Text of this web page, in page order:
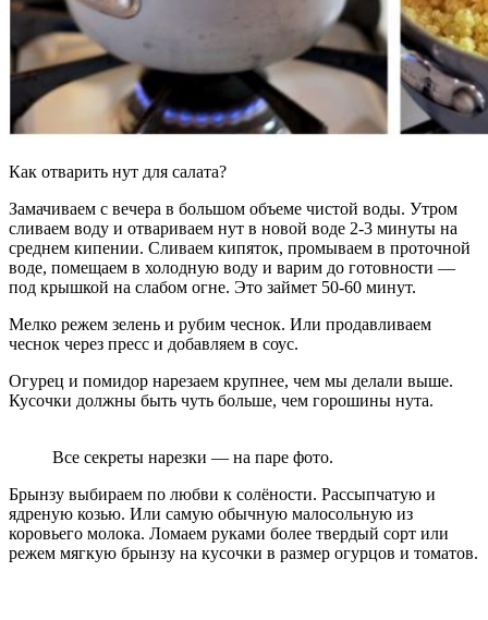
Как отварить нут для салата?
Замачиваем с вечера в большом объеме чистой воды. Утром
сливаем воду и отвариваем нут в новой воде 2-3 минуты на
среднем кипении. Сливаем кипяток, промываем в проточной
воде, помещаем в холодную воду и варим до готовности —
под крышкой на слабом огне. Это займет 50-60 минут.
Мелко режем зелень и рубим чеснок. Или продавливаем
чеснок через пресс и добавляем в соус.
Огурец и помидор нарезаем крупнее, чем мы делали выше.
Кусочки должны быть чуть больше, чем горошины нута.
Все секреты нарезки — на паре фото.
Брынзу выбираем по любви к солёности. Рассыпчатую и
ядреную козью. Или самую обычную малосольную из
коровьего молока. Ломаем руками более твердый сорт или
режем мягкую брынзу на кусочки в размер огурцов и томатов.